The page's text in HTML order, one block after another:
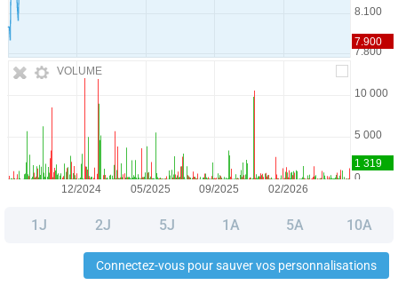
VOLUME
1J 2J 5J 1A 5A 10A
Connectez-vous pour sauver vos personnalisations